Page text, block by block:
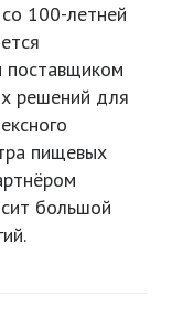
100-летней
поставщиком
решений для
пищевых
большой